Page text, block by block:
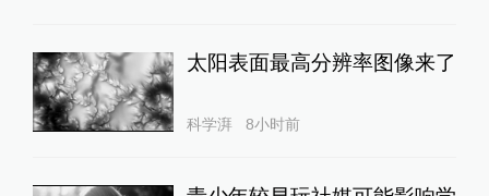
太阳表面最高分辨率图像来了
科学湃 8小时前